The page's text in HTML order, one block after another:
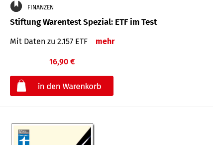
FINANZEN
Stiftung Warentest Spezial: ETF im Test
Mit Daten zu 2.157 ETF mehr
16,90 €